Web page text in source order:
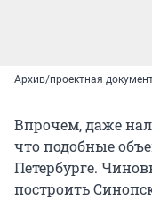
Архив/проектная
Впрочем, даже
что подобные
Петербурге.
построить